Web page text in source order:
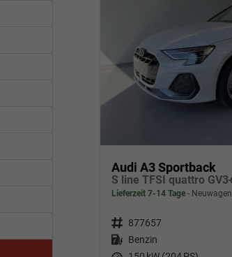
Audi A3 Sportback
Lieferzeit 7-14 Tage Neuwagen
Fahrzeugnr. 877657
Kraftstoff Benzin